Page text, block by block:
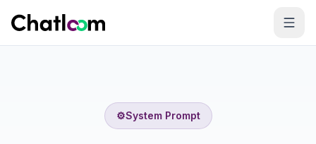
⚙️System Prompt